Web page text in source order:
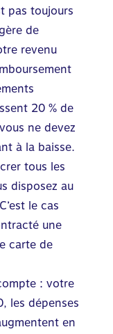
pas toujours
de
revenu
20 % de
ne devez
à la baisse.
tous les
disposez au
le cas
une
carte de
: votre
les dépenses
en